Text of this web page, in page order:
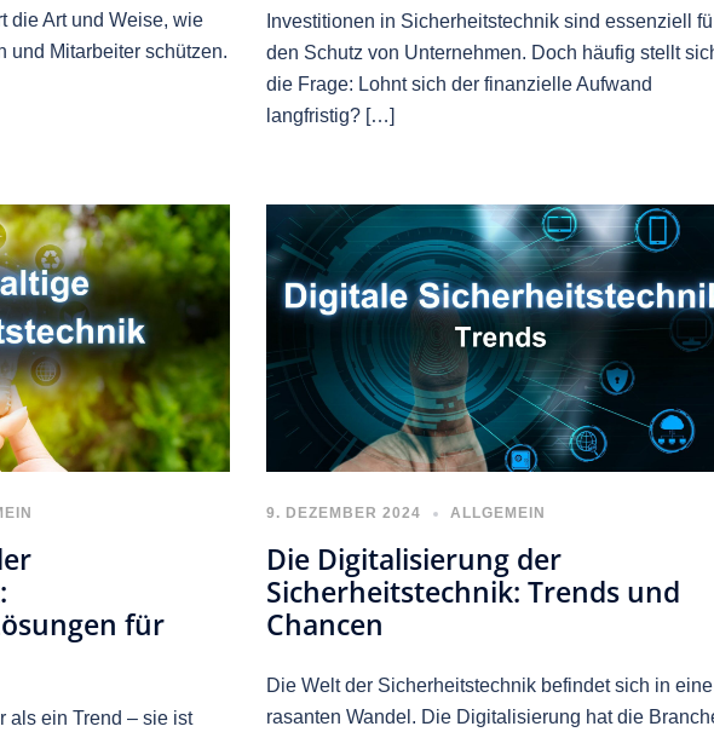
die Art und Weise, wie
und Mitarbeiter schützen.
Investitionen in Sicherheitstechnik sind essenziell
den Schutz von Unternehmen. Doch häufig stellt
die Frage: Lohnt sich der finanzielle Aufwand
langfristig? […]
für
als ein Trend – sie ist
9. DEZEMBER 2024 ALLGEMEIN
Die Digitalisierung der
Sicherheitstechnik: Trends und
Chancen
Die Welt der Sicherheitstechnik befindet sich in
rasanten Wandel. Die Digitalisierung hat die